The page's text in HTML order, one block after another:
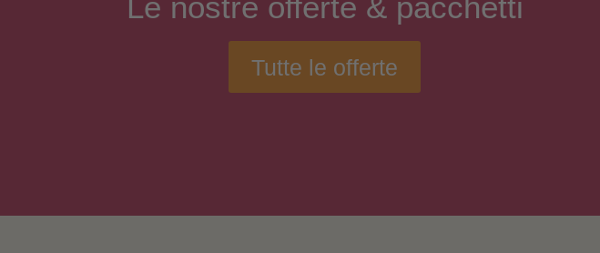
Le nostre offerte & pacchetti
Tutte le offerte